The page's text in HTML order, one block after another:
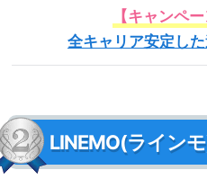
【キャンペ
全キャリア安定した
LINEMO(ライン